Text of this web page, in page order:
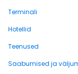
Terminali
Hotellid
Teenused
Saabumised ja